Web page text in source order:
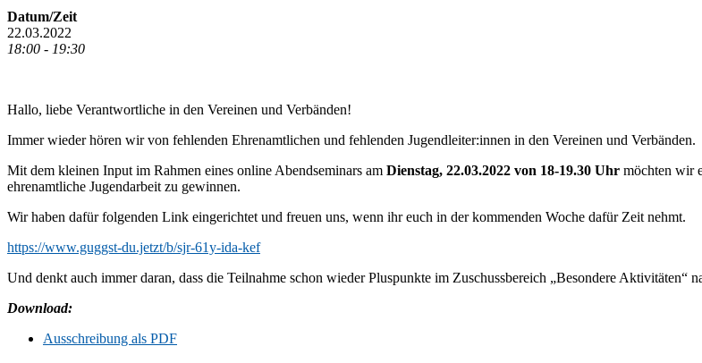
Datum/Zeit
22.03.2022
18:00 - 19:30
Hallo, liebe Verantwortliche in den Vereinen und Verbänden!
Immer wieder hören wir von fehlenden Ehrenamtlichen und fehlenden Jugendleiter:innen in den Vereinen und Verbänden.
Mit dem kleinen Input im Rahmen eines online Abendseminars am Dienstag, 22.03.2022 von 18-19.30 Uhr möchten wir
ehrenamtliche Jugendarbeit zu gewinnen.
Wir haben dafür folgenden Link eingerichtet und freuen uns, wenn ihr euch in der kommenden Woche dafür Zeit nehmt.
https://www.guggst-du.jetzt/b/sjr-61y-ida-kef
Und denkt auch immer daran, dass die Teilnahme schon wieder Pluspunkte im Zuschussbereich „Besondere Aktivitäten“
Download:
Ausschreibung als PDF